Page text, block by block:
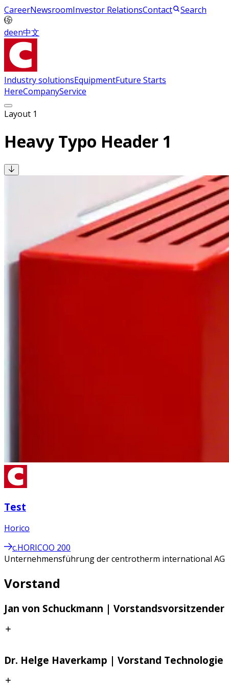
CareerNewsroomInvestor RelationsContact
Search
deen中文
Industry solutionsEquipmentFuture Starts
HereCompanyService
Layout 1
Heavy Typo Header 1
Test
Horico
c.HORICOO 200
Unternehmensführung der centrotherm international AG
Vorstand
Jan von Schuckmann | Vorstandsvorsitzender
Vorstands und seit dem 1. Oktober 2016
Neben seiner Tätigkeit als Vorstandssprecher ist er für
Dr. Helge Haverkamp | Vorstand Technologie